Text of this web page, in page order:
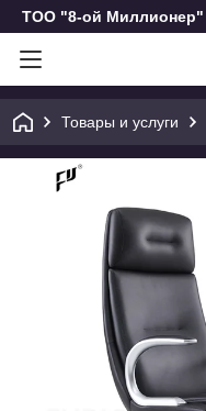
ТОО "8-ой Миллионер"
Товары и услуги